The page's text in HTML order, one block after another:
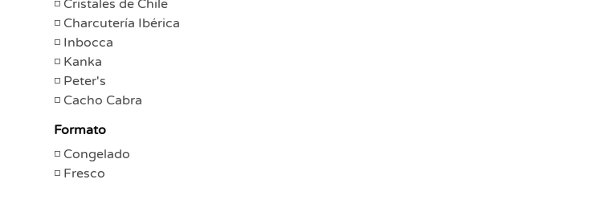
Cristales de Chile
Charcutería Ibérica
Inbocca
Kanka
Peter's
Cacho Cabra
Formato
Congelado
Fresco